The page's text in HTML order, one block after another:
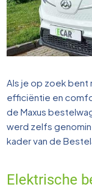
Als je op zoek bent
efficiëntie en
de Maxus
werd zelfs
kader van de
Elektrische